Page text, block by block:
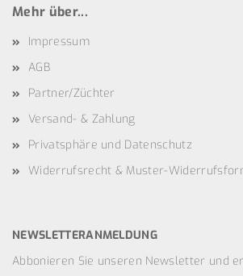
Mehr über...
Impressum
AGB
Partner/Züchter
Versand- & Zahlung
Privatsphäre und Datenschutz
Widerrufsrecht & Muster-
NEWSLETTERANMELDUNG
Abbonieren Sie unseren Newsletter und